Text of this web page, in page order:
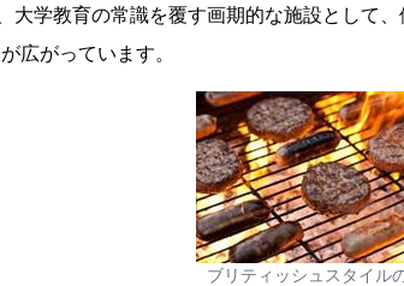
大学教育の常識を覆す画期的な施設として
広がっています。
ブリティッシュスタイル